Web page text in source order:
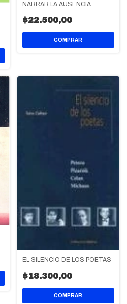
NARRAR LA AUSENCIA
$22.500,00
EL SILENCIO DE LOS POETAS
$18.300,00